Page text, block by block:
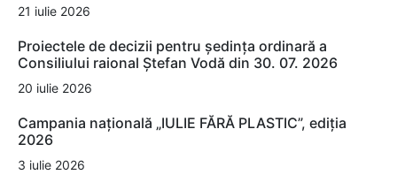
21 iulie 2026
Proiectele de decizii pentru ședința ordinară a
Consiliului raional Ștefan Vodă din 30. 07. 2026
20 iulie 2026
Campania națională „IULIE FĂRĂ PLASTIC”, ediția
2026
3 iulie 2026